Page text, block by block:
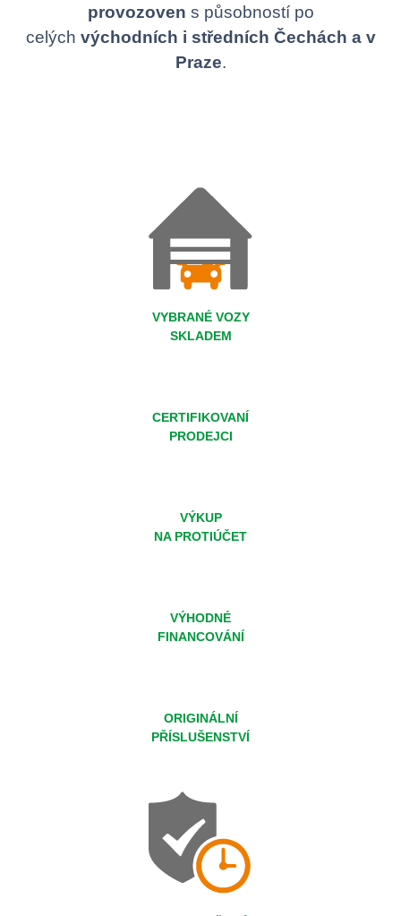
provozoven s působností po
celých východních i středních Čechách a v
Praze.
VYBRANÉ VOZY
SKLADEM
CERTIFIKOVANÍ
PRODEJCI
VÝKUP
NA PROTIÚČET
VÝHODNÉ
FINANCOVÁNÍ
ORIGINÁLNÍ
PŘÍSLUŠENSTVÍ